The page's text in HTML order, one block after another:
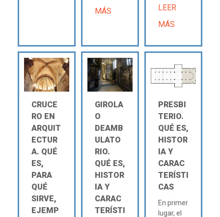
MÁS
LEER
MÁS
CRUCE
RO EN
ARQUIT
ECTUR
A. QUÉ
ES,
PARA
QUÉ
SIRVE,
EJEMP
GIROLA
O
DEAMB
ULATO
RIO.
QUÉ ES,
HISTOR
IA Y
CARAC
TERÍSTI
PRESBI
TERIO.
QUÉ ES,
HISTOR
IA Y
CARAC
TERÍSTI
CAS
En primer
lugar, el